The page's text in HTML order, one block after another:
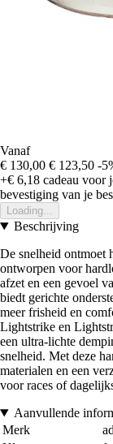
Vanaf
€ 130,00 € 123,50 -
+€ 6,18 cadeau voor
bevestiging van je
Loading...
Beschrijving
De snelheid ontmoet
ontworpen voor
afzet en een gevoel
biedt gerichte
meer frisheid en
Lightstrike en
een ultra-lichte
snelheid. Met deze
materialen en een
voor races of
Aanvullende
Merk